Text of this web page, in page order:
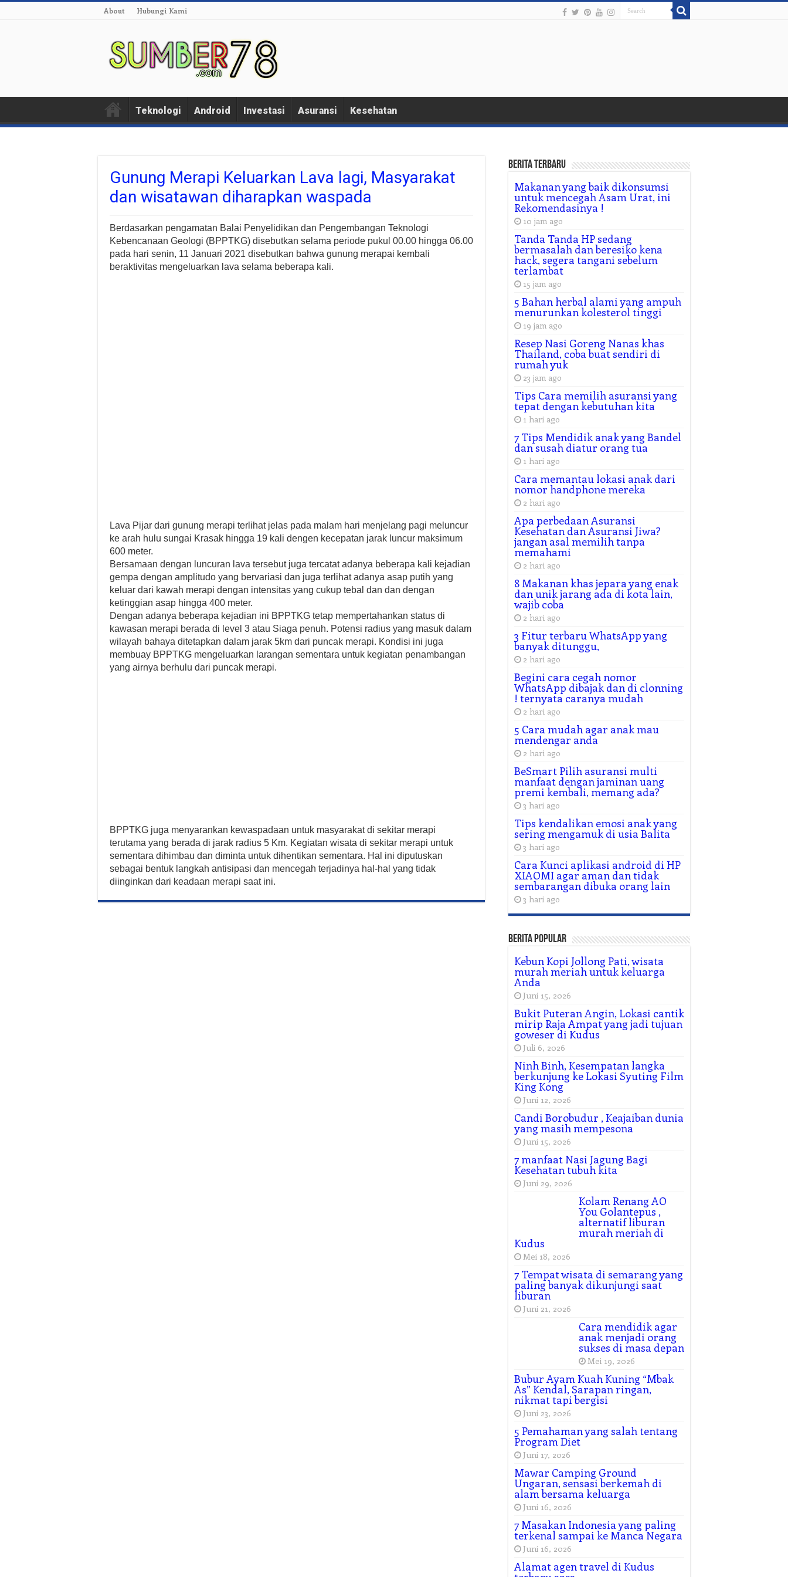
About Hubungi Kami
Teknologi Android Investasi Asuransi Kesehatan
Gunung Merapi Keluarkan Lava lagi, Masyarakat
dan wisatawan diharapkan waspada
Berdasarkan pengamatan Balai Penyelidikan dan Pengembangan Teknologi
Kebencanaan Geologi (BPPTKG) disebutkan selama periode pukul 00.00 hingga 06.00
pada hari senin, 11 Januari 2021 disebutkan bahwa gunung merapai kembali
beraktivitas mengeluarkan lava selama beberapa kali.
Lava Pijar dari gunung merapi terlihat jelas pada malam hari menjelang pagi meluncur
ke arah hulu sungai Krasak hingga 19 kali dengen kecepatan jarak luncur maksimum
600 meter.
Bersamaan dengan luncuran lava tersebut juga tercatat adanya beberapa kali kejadian
gempa dengan amplitudo yang bervariasi dan juga terlihat adanya asap putih yang
keluar dari kawah merapi dengan intensitas yang cukup tebal dan dan dengan
ketinggian asap hingga 400 meter.
Dengan adanya beberapa kejadian ini BPPTKG tetap mempertahankan status di
kawasan merapi berada di level 3 atau Siaga penuh. Potensi radius yang masuk dalam
wilayah bahaya ditetapkan dalam jarak 5km dari puncak merapi. Kondisi ini juga
membuay BPPTKG mengeluarkan larangan sementara untuk kegiatan penambangan
yang airnya berhulu dari puncak merapi.
BPPTKG juga menyarankan kewaspadaan untuk masyarakat di sekitar merapi
terutama yang berada di jarak radius 5 Km. Kegiatan wisata di sekitar merapi untuk
sementara dihimbau dan diminta untuk dihentikan sementara. Hal ini diputuskan
sebagai bentuk langkah antisipasi dan mencegah terjadinya hal-hal yang tidak
diinginkan dari keadaan merapi saat ini.
Berita Terbaru
Makanan yang baik dikonsumsi
untuk mencegah Asam Urat, ini
Rekomendasinya !
10 jam ago
Tanda Tanda HP sedang
bermasalah dan beresiko kena
hack, segera tangani sebelum
terlambat
15 jam ago
5 Bahan herbal alami yang ampuh
menurunkan kolesterol tinggi
19 jam ago
Resep Nasi Goreng Nanas khas
Thailand, coba buat sendiri di
rumah yuk
23 jam ago
Tips Cara memilih asuransi yang
tepat dengan kebutuhan kita
1 hari ago
7 Tips Mendidik anak yang Bandel
dan susah diatur orang tua
1 hari ago
Cara memantau lokasi anak dari
nomor handphone mereka
2 hari ago
Apa perbedaan Asuransi
Kesehatan dan Asuransi Jiwa?
jangan asal memilih tanpa
memahami
2 hari ago
8 Makanan khas jepara yang enak
dan unik jarang ada di kota lain,
wajib coba
2 hari ago
3 Fitur terbaru WhatsApp yang
banyak ditunggu,
2 hari ago
Begini cara cegah nomor
WhatsApp dibajak dan di clonning
! ternyata caranya mudah
2 hari ago
5 Cara mudah agar anak mau
mendengar anda
2 hari ago
BeSmart Pilih asuransi multi
manfaat dengan jaminan uang
premi kembali, memang ada?
3 hari ago
Tips kendalikan emosi anak yang
sering mengamuk di usia Balita
3 hari ago
Cara Kunci aplikasi android di HP
XIAOMI agar aman dan tidak
sembarangan dibuka orang lain
3 hari ago
Berita Popular
Kebun Kopi Jollong Pati, wisata
murah meriah untuk keluarga
Anda
Juni 15, 2026
Bukit Puteran Angin, Lokasi cantik
mirip Raja Ampat yang jadi tujuan
goweser di Kudus
Juli 6, 2026
Ninh Binh, Kesempatan langka
berkunjung ke Lokasi Syuting Film
King Kong
Juni 12, 2026
Candi Borobudur , Keajaiban dunia
yang masih mempesona
Juni 15, 2026
7 manfaat Nasi Jagung Bagi
Kesehatan tubuh kita
Juni 29, 2026
Kolam Renang AO
You Golantepus ,
alternatif liburan
murah meriah di
Kudus
Mei 18, 2026
7 Tempat wisata di semarang yang
paling banyak dikunjungi saat
liburan
Juni 21, 2026
Cara mendidik agar
anak menjadi orang
sukses di masa depan
Mei 19, 2026
Bubur Ayam Kuah Kuning “Mbak
As” Kendal, Sarapan ringan,
nikmat tapi bergisi
Juni 23, 2026
5 Pemahaman yang salah tentang
Program Diet
Juni 17, 2026
Mawar Camping Ground
Ungaran, sensasi berkemah di
alam bersama keluarga
Juni 16, 2026
7 Masakan Indonesia yang paling
terkenal sampai ke Manca Negara
Juni 16, 2026
Alamat agen travel di Kudus